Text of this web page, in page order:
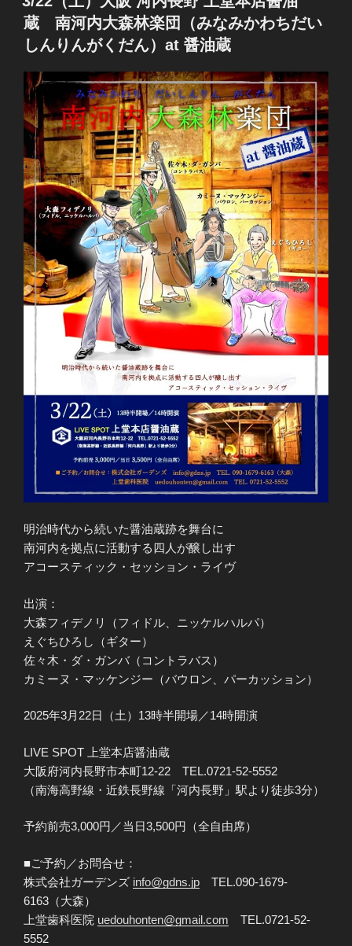
日:
蔵 南河内大森林楽団（みなみかわちだい
しんりんがくだん）at 醤油蔵
明治時代から続いた醤油蔵跡を舞台に
南河内を拠点に活動する四人が醸し出す
アコースティック・セッション・ライヴ
出演：
大森フィデノリ（フィドル、ニッケルハルパ）
えぐちひろし（ギター）
佐々木・ダ・ガンバ（コントラバス）
カミーヌ・マッケンジー（バウロン、パーカッション）
2025年3月22日（土）13時半開場／14時開演
LIVE SPOT 上堂本店醤油蔵
大阪府河内長野市本町12-22 TEL.0721-52-5552
（南海高野線・近鉄長野線「河内長野」駅より徒歩3分）
予約前売3,000円／当日3,500円（全自由席）
■ご予約／お問合せ：
株式会社ガーデンズ info@gdns.jp TEL.090-1679-
6163（大森）
上堂歯科医院 uedouhonten@gmail.com TEL.0721-52-
5552